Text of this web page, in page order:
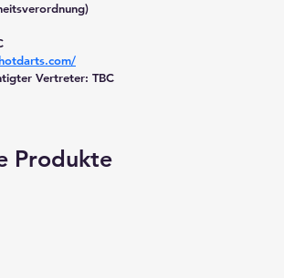
Vertreter: TBC
Produkte